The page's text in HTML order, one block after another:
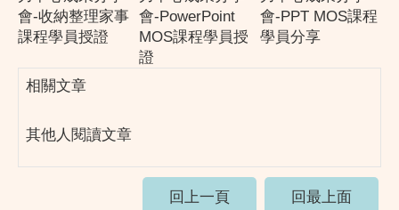
會-收納整理家事
課程學員授證
會-PowerPoint
MOS課程學員授
證
會-PPT MOS課程
學員分享
相關文章
其他人閱讀文章
回上一頁 回最上面